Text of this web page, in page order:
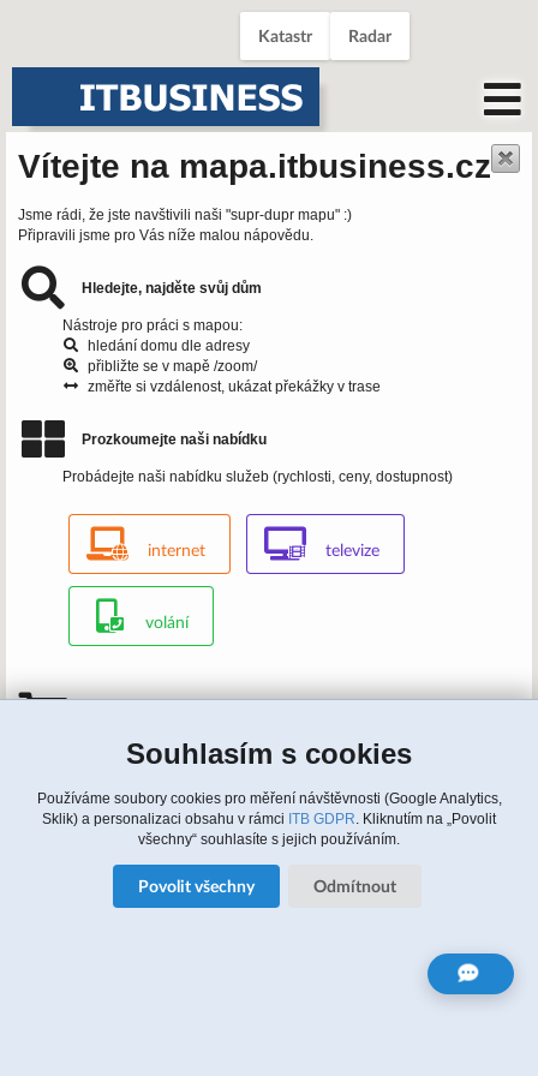
Souhlasím s cookies
Používáme soubory cookies pro měření návštěvnosti (Google Analytics,
Sklik) a personalizaci obsahu v rámci ITB GDPR. Kliknutím na „Povolit
všechny“ souhlasíte s jejich používáním.
Povolit všechny Odmítnout
Katastr Radar
Vítejte na mapa.itbusiness.cz
Jsme rádi, že jste navštivili naši "supr-dupr mapu" :)
Připravili jsme pro Vás níže malou nápovědu.
Hledejte, najděte svůj dům
Nástroje pro práci s mapou:
hledání domu dle adresy
přibližte se v mapě /zoom/
změřte si vzdálenost, ukázat překážky v trase
Prozkoumejte naši nabídku
Probádejte naši nabídku služeb (rychlosti, ceny, dostupnost)
internet televize
volání
Zavolejte nám: 315 810 620, 608 964 464 (english)
Update cookies nastaveni
Zájem o služby